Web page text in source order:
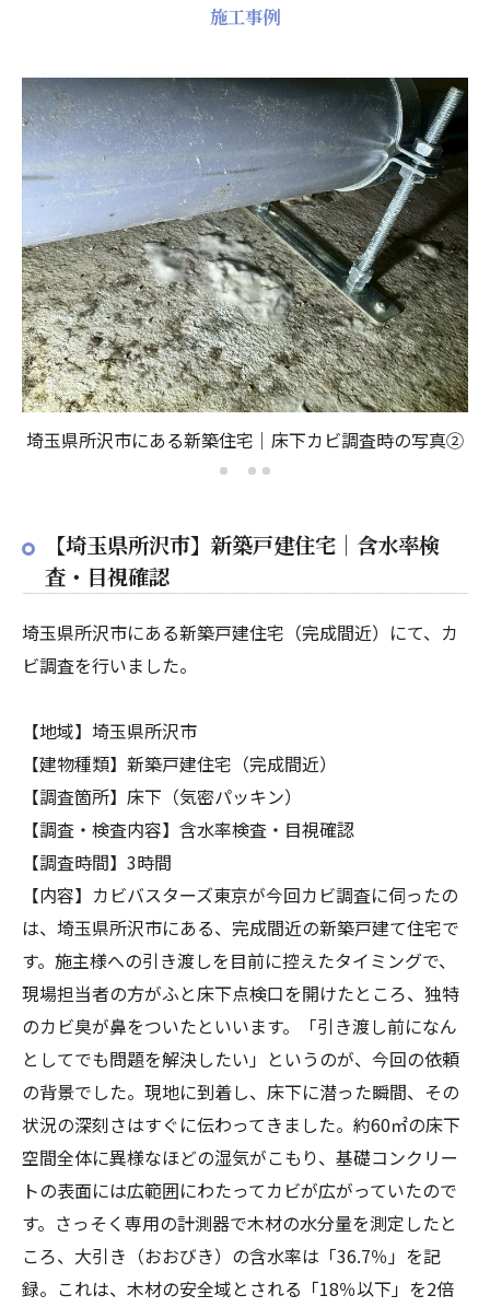
施工事例
埼玉県所沢市にある新築住宅｜床下カビ調査時の写真②
【埼玉県所沢市】新築戸建住宅｜含水率検
査・目視確認
埼玉県所沢市にある新築戸建住宅（完成間近）にて、カ
ビ調査を行いました。
【地域】埼玉県所沢市
【建物種類】新築戸建住宅（完成間近）
【調査箇所】床下（気密パッキン）
【調査・検査内容】含水率検査・目視確認
【調査時間】3時間
【内容】カビバスターズ東京が今回カビ調査に伺ったの
は、埼玉県所沢市にある、完成間近の新築戸建て住宅で
す。施主様への引き渡しを目前に控えたタイミングで、
現場担当者の方がふと床下点検口を開けたところ、独特
のカビ臭が鼻をついたといいます。「引き渡し前になん
としてでも問題を解決したい」というのが、今回の依頼
の背景でした。現地に到着し、床下に潜った瞬間、その
状況の深刻さはすぐに伝わってきました。約60㎡の床下
空間全体に異様なほどの湿気がこもり、基礎コンクリー
トの表面には広範囲にわたってカビが広がっていたので
す。さっそく専用の計測器で木材の水分量を測定したと
ころ、大引き（おおびき）の含水率は「36.7％」を記
録。これは、木材の安全域とされる「18％以下」を2倍